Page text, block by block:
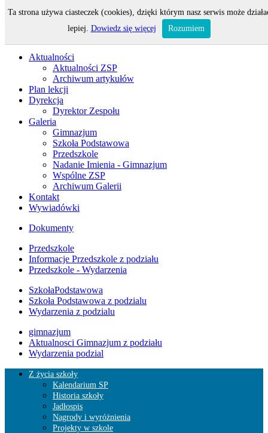
Odwiedza nas 7 gości oraz 0 użytkowników.
Aktualności
Aktualności ZSP
Archiwum artykułów
Plan lekcji
Dyrekcja
Dyrektor Zespołu
Galeria
Gimnazjum
Szkoła Podstawowa
Przedszkole
Nadanie Imienia - Gimnazjum
Wspólne ZSP
Archiwum Galerii
Kontakt
Wywiadówki
Dokumenty
Przedszkole
Informacje Przedszkole z podziału
Przedszkole - Wydarzenia
SzkołaPodstawowa
Szkoła Podstawowa z podzialu
Wydarzenia z podzialu
gimnazjum
Aktualnosci Gimnazjum z podziału
Wydarzenia podzial
Z życia szkoły
Kalendarium SP
Historia szkoły
Jadłospis
Nagrody i wyróżnienia
Projekty w szkole
Ta strona używa ciasteczek (cookies), dzięki którym nasz serwis może
lepiej. Dowiedz się więcej Rozumiem